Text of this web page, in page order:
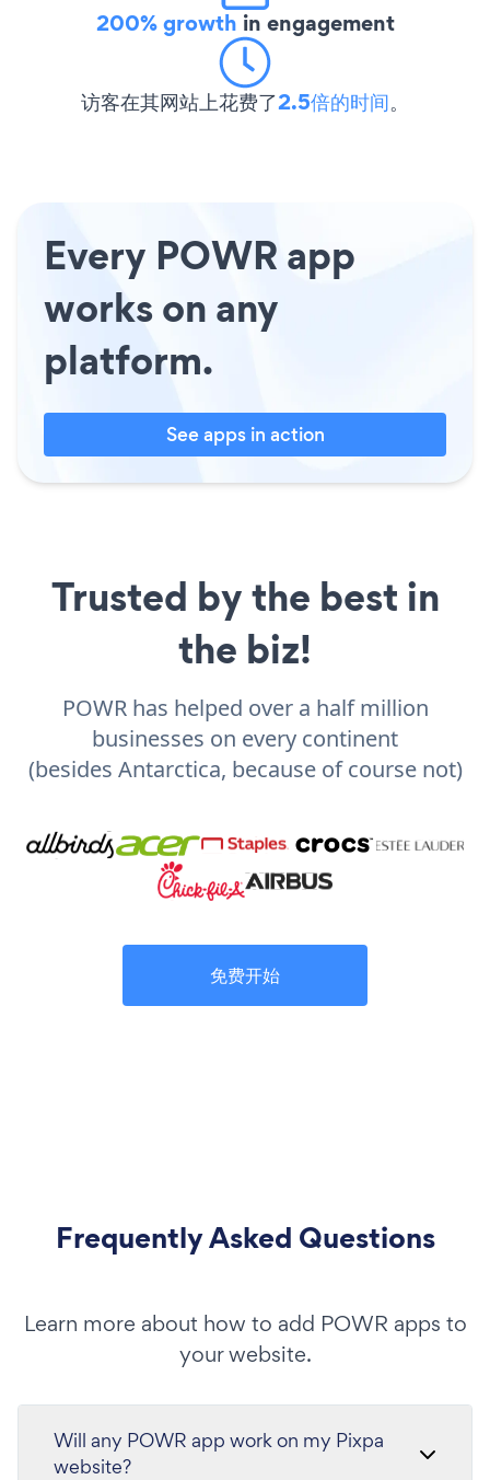
200% growth in engagement
访客在其网站上花费了2.5倍的时间。
Every POWR app
works on any
platform.
See apps in action
Trusted by the best in
the biz!
POWR has helped over a half million
businesses on every continent
(besides Antarctica, because of course not)
免费开始
Frequently Asked Questions
Learn more about how to add POWR apps to
your website.
Will any POWR app work on my Pixpa
website?